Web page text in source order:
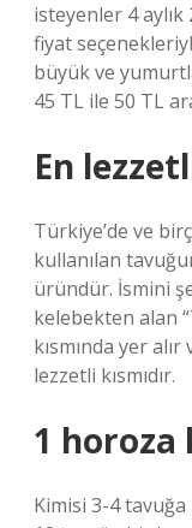
isteyenler 4 aylık
fiyat
büyük ve
45 TL ile 50 TL
En
Türkiye’de ve
kullanılan
üründür. İsmini
kelebekten alan
kısmında yer
lezzetli kısmıdır.
1 horoza
Kimisi 3-4